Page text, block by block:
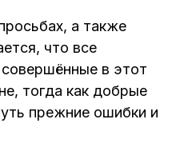
а также
что все
совершённые в этот
тогда как добрые
прежние ошибки и